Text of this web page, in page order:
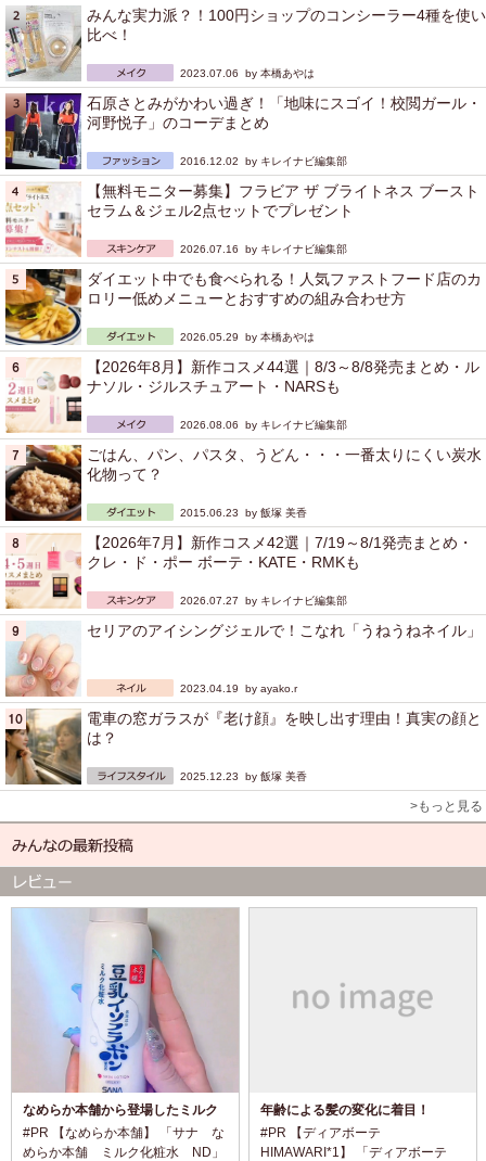
みんな実力派？！100円ショップのコンシーラー4種を使い
比べ！
2023.07.06 by 本橋あやは
石原さとみがかわい過ぎ！「地味にスゴイ！校閲ガール・
河野悦子」のコーデまとめ
2016.12.02 by キレイナビ編集部
【無料モニター募集】フラビア ザ ブライトネス ブースト
セラム＆ジェル2点セットでプレゼント
2026.07.16 by キレイナビ編集部
ダイエット中でも食べられる！人気ファストフード店のカ
ロリー低めメニューとおすすめの組み合わせ方
2026.05.29 by 本橋あやは
【2026年8月】新作コスメ44選｜8/3～8/8発売まとめ・ル
ナソル・ジルスチュアート・NARSも
2026.08.06 by キレイナビ編集部
ごはん、パン、パスタ、うどん・・・一番太りにくい炭水
化物って？
2015.06.23 by 飯塚 美香
【2026年7月】新作コスメ42選｜7/19～8/1発売まとめ・
クレ・ド・ポー ボーテ・KATE・RMKも
2026.07.27 by キレイナビ編集部
セリアのアイシングジェルで！こなれ「うねうねネイル」
2023.04.19 by ayako.r
電車の窓ガラスが『老け顔』を映し出す理由！真実の顔と
は？
2025.12.23 by 飯塚 美香
>もっと見る
なめらか本舗から登場したミルク
化粧水
#PR 【なめらか本舗】 「サナ な
めらか本舗 ミルク化粧水 ND」
年齢による髪の変化に着目！
#PR 【ディアボーテ
HIMAWARI*1】 「ディアボーテ